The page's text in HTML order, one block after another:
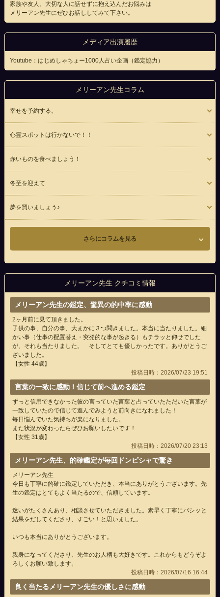
家族や友人、大切な人に話せずに抱え込んだお悩みは
メリーアン先生にぜひお話ししてみて下さい。
メディア出演履歴
Youtube：はじめしゃちょー1000人占い企画（鑑定協力）
メリーアン先生コラム
幸せを予約する。
心霊スポットは行かないで！！
赤いものを食べましょう！
冬至を迎えて
夢を買いましょう♪
さらにコラムを見る
メリーアン先生 クチコミ情報
メリーアン先生の鑑定、驚異の的中率に感動
2ヶ月前に見て頂きました。
子供の事、自分の事、大まかに３つ聞きました。本当に当たりました。細
かい事（仕事の配置替え・突発的な事が起きる）もチラッと仰せでした
が、それも当たりました。 そしてとても優しかったです。ありがとうご
ざいました。
【女性 44歳】
投稿日時：2026/07/23 19:51
言葉の一致に感動！信じて前へ進める鑑定
ずっと信用できなかった彼の言っていた言葉と占っていたただいた言葉が
一致していたので信じて進んでみようと前向きになれました！
毎日悩んでいた気持ちが楽になりました。
また状況が変わったらぜひお願いしたいです！
【女性 31歳】
投稿日時：2026/07/20 23:13
メリーアン先生、的確鑑定が毎回ドンピシャで驚き
メリーアン先生
今日も丁寧に的確に鑑定していただき、本当にありがとうございます。先
生の鑑定はとてもよく当たるので、信頼しています。
迷いがたくさんあり、相談させていただきました。素早く丁寧にバシッと
結果をだしてくださり、すごい！と思いました。
いつも本当にありがとうございます。
親身になってくださり、先生のお人柄も大好きです。これからもどうぞよ
ろしくお願い致します。
投稿日時：2026/07/16 16:44
良く当たるメリーアン先生の優しさに感動